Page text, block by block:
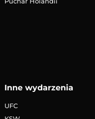
Inne wydarzenia
UFC